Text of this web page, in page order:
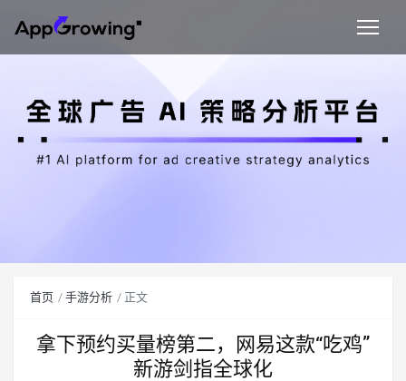
首页 手游分析 正文
拿下预约买量榜第二，网易这款“吃鸡”
新游剑指全球化